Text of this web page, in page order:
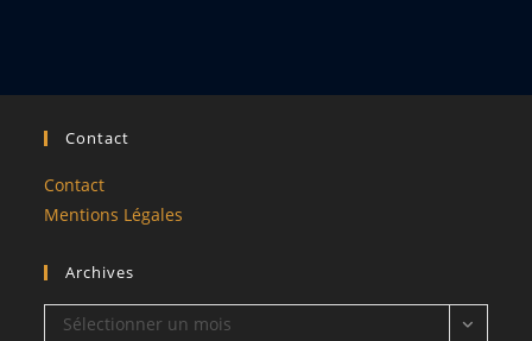
Contact
Contact
Mentions Légales
Archives
Archives
Sélectionner un mois